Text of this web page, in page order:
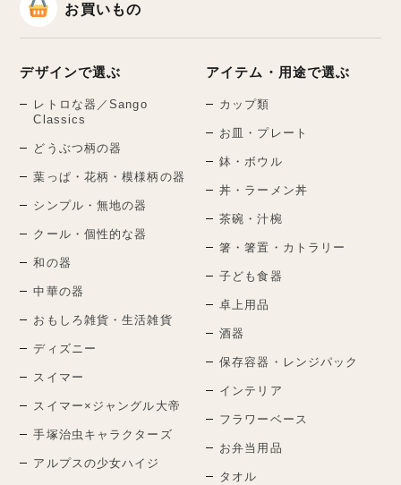
お買いもの
デザインで選ぶ
レトロな器／Sango
Classics
どうぶつ柄の器
葉っぱ・花柄・模様柄の器
シンプル・無地の器
クール・個性的な器
和の器
中華の器
おもしろ雑貨・生活雑貨
ディズニー
スイマー
スイマー×ジャングル大帝
手塚治虫キャラクターズ
アルプスの少女ハイジ
アイテム・用途で選ぶ
カップ類
お皿・プレート
鉢・ボウル
丼・ラーメン丼
茶碗・汁椀
箸・箸置・カトラリー
子ども食器
卓上用品
酒器
保存容器・レンジパック
インテリア
フラワーベース
お弁当用品
タオル